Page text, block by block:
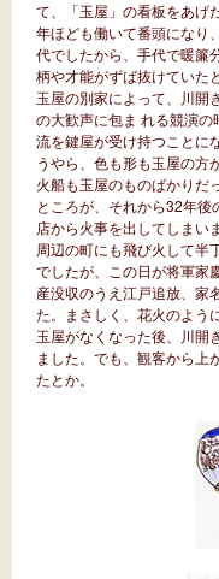
て、「玉屋」の看板をあげ
年ほども働いて番頭になり
代でしたから、手代で暖簾
柄や才能がずば抜けていた
玉屋の別家によって、川開
の大歓声に包ま れる競演
流を鍵屋が受け持つことに
うやら、色も形も玉屋の方
火船も玉屋のものばかりだ
ところが、それから32年
店から火事を出してしまい
周辺の町にも飛び火して半
でしたが、この日が将軍家
産没収のうえ江戸追放、家
た。まさしく、花火のよう
玉屋がなくなった後、川開
ました。でも、観客から上
たとか。